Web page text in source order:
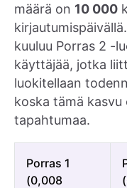
määrä on 10 000
kuuluu Porras 2 -
käyttäjää, jotka
luokitellaan
koska tämä kasvu
tapahtumaa.
Porras 1
(0,008